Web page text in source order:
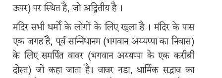
विषय
सबरीमाला
के
बारे
में
ऊपर) पर स्थित है, जो अद्वितीय है ।
मंदिर सभी धर्मों के लोगों के लिए खुला है । मंदिर के पास
एक जगह है, पूर्व सन्निधानम (भगवान अय्यप्पा का निवास)
के लिए समर्पित वावर (भगवान अय्यप्पा के एक करीबी
दोस्त) जो कहा जाता है। वावर नडा, धार्मिक सद्भाव का